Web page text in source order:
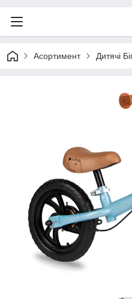
Асортимент Дитячі